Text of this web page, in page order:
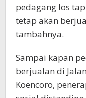
pedagang los
tetap akan
tambahnya.
Sampai kapan
berjualan di
Koencoro,